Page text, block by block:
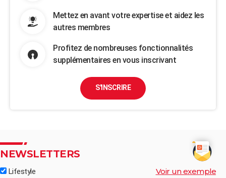
Mettez en avant votre expertise et aidez les
autres membres
Profitez de nombreuses fonctionnalités
supplémentaires en vous inscrivant
S'INSCRIRE
NEWSLETTERS
Lifestyle Voir un exemple